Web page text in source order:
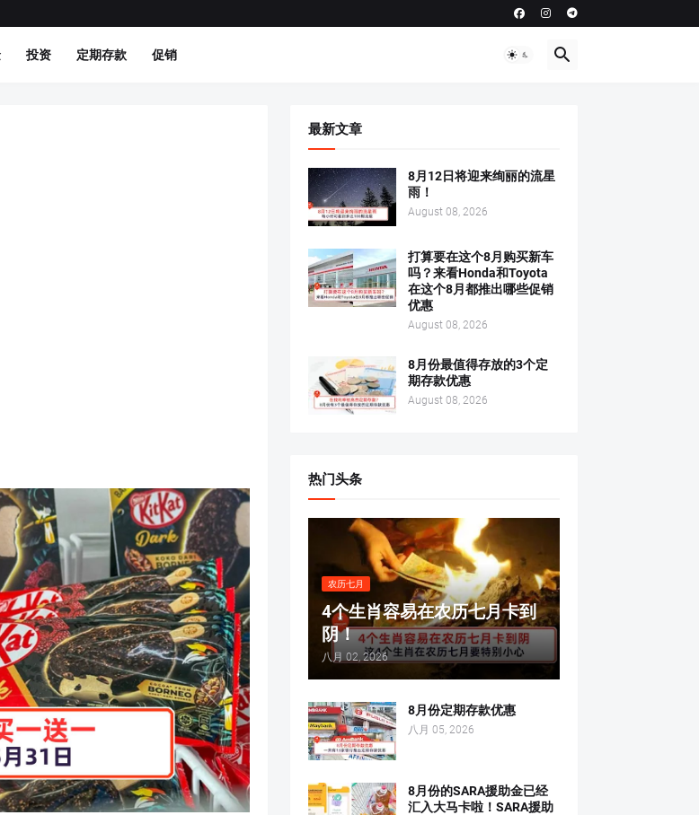
投资 定期存款 促销
最新文章
8月12日将迎来绚丽的流星
雨！
August 08, 2026
打算要在这个8月购买新车
吗？来看Honda和Toyota
在这个8月都推出哪些促销
优惠
August 08, 2026
8月份最值得存放的3个定
期存款优惠
August 08, 2026
热门头条
农历七月
4个生肖容易在农历七月卡到
阴！
八月 02, 2026
8月份定期存款优惠
八月 05, 2026
8月份的SARA援助金已经
汇入大马卡啦！SARA援助